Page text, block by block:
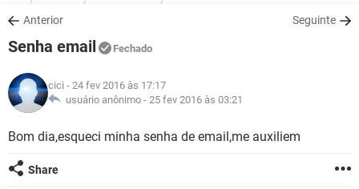
OUTLOOK
INSTAGRAM
GUIA DE COMPRAS
JOGOS
INSTAGRAM
GUIA DE COMPRAS
DOWNLOADS
JOGOS
CELULAR
OUTLOOK EXCEL
INSTAGRAM
JOGOS
CELULAR
OUTLOOK EXCEL
INSTAGRAM
GLOSSÁRIO
JOGOS WHATSAPP
Anterior Seguinte
Senha email Fechado
cici - 24 fev 2016 às 17:17
usuário anônimo - 25 fev 2016 às 03:21
Bom dia,esqueci minha senha de email,me auxiliem
Share